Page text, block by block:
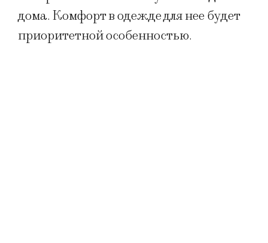
дома. Комфорт в одежде для нее будет
приоритетной особенностью.